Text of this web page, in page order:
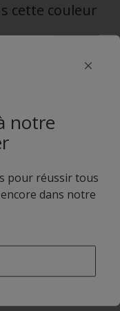
cette couleur
notre
pour réussir tous
dans notre